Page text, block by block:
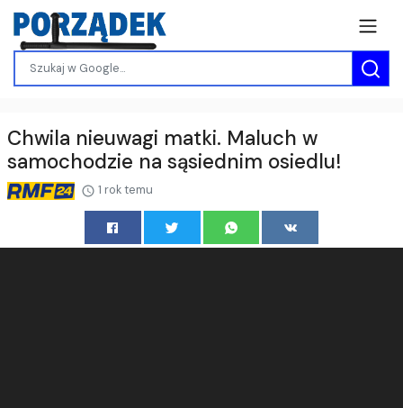
Chwila nieuwagi matki. Maluch w
samochodzie na sąsiednim osiedlu!
1 rok temu